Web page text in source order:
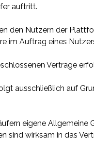
auftritt.
den Nutzern der
im Auftrag eines
Verträge
ausschließlich auf
eigene
sind wirksam in das